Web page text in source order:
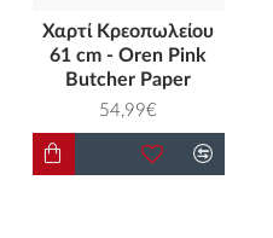
Χαρτί Κρεοπωλείου
61 cm - Oren Pink
Butcher Paper
54,99€